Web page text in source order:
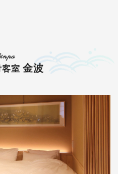
客室 金波